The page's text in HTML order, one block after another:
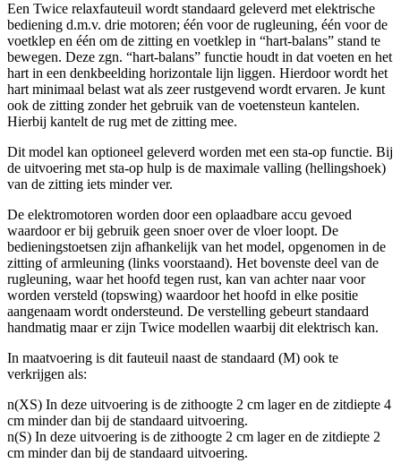
Een Twice relaxfauteuil wordt standaard geleverd met elektrische
bediening d.m.v. drie motoren; één voor de rugleuning, één voor de
voetklep en één om de zitting en voetklep in “hart-balans” stand te
bewegen. Deze zgn. “hart-balans” functie houdt in dat voeten en het
hart in een denkbeelding horizontale lijn liggen. Hierdoor wordt het
hart minimaal belast wat als zeer rustgevend wordt ervaren. Je kunt
ook de zitting zonder het gebruik van de voetensteun kantelen.
Hierbij kantelt de rug met de zitting mee.
Dit model kan optioneel geleverd worden met een sta-op functie. Bij
de uitvoering met sta-op hulp is de maximale valling (hellingshoek)
van de zitting iets minder ver.
De elektromotoren worden door een oplaadbare accu gevoed
waardoor er bij gebruik geen snoer over de vloer loopt. De
bedieningstoetsen zijn afhankelijk van het model, opgenomen in de
zitting of armleuning (links voorstaand). Het bovenste deel van de
rugleuning, waar het hoofd tegen rust, kan van achter naar voor
worden versteld (topswing) waardoor het hoofd in elke positie
aangenaam wordt ondersteund. De verstelling gebeurt standaard
handmatig maar er zijn Twice modellen waarbij dit elektrisch kan.
In maatvoering is dit fauteuil naast de standaard (M) ook te
verkrijgen als:
n(XS) In deze uitvoering is de zithoogte 2 cm lager en de zitdiepte 4
cm minder dan bij de standaard uitvoering.
n(S) In deze uitvoering is de zithoogte 2 cm lager en de zitdiepte 2
cm minder dan bij de standaard uitvoering.